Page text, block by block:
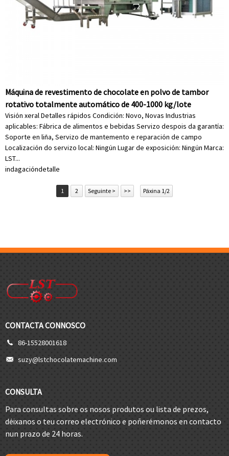
Máquina de revestimento de chocolate en polvo de tambor
rotativo totalmente automático de 400-1000 kg/lote
Visión xeral Detalles rápidos Condición: Novo, Novas Industrias
aplicables: Fábrica de alimentos e bebidas Servizo despois da garantía:
Soporte en liña, Servizo de mantemento e reparación de campo
Localización do servizo local: Ningún Lugar de exposición: Ningún Marca:
LST...
indagacióndetalle
1 2 Seguinte > >> Páxina 1/2
CONTACTA CONNOSCO
86-15528001618
suzy@lstchocolatemachine.com
CONSULTA
Para consultas sobre os nosos produtos ou lista de prezos,
déixanos o teu correo electrónico e poñerémonos en contacto
nun prazo de 24 horas.